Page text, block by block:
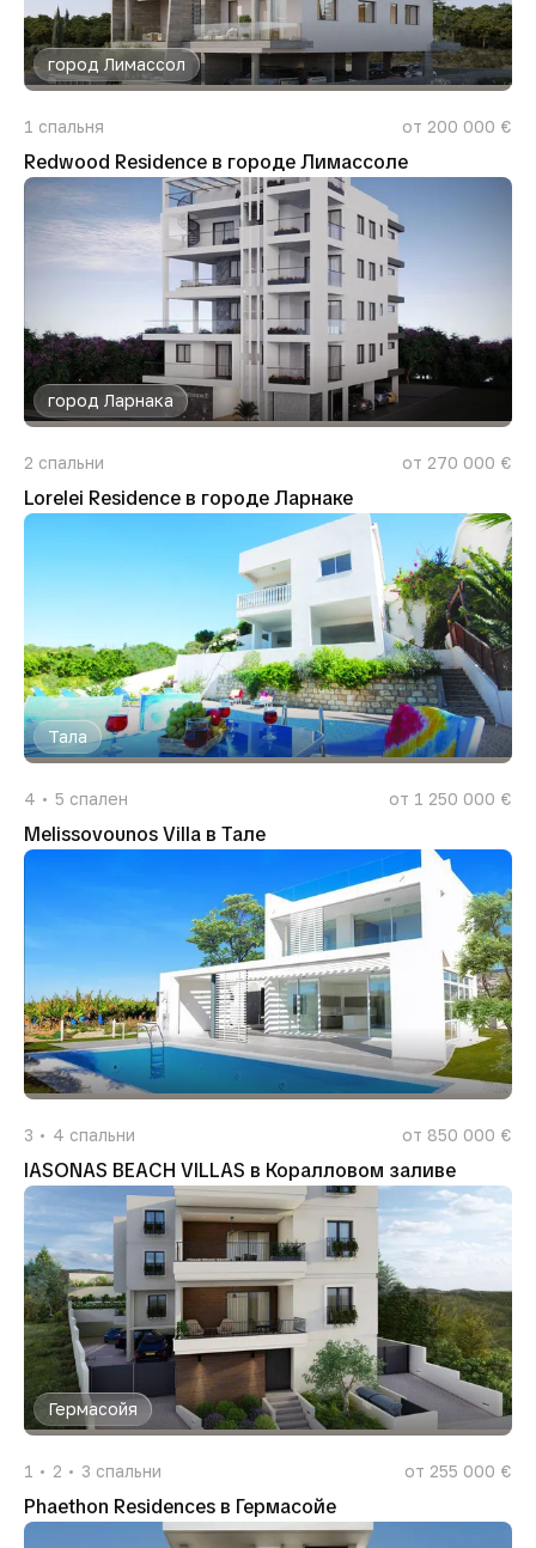
город Лимассол
1 спальня от 200 000 €
Redwood Residence в городе Лимассоле
город Ларнака
2 спальни от 270 000 €
Lorelei Residence в городе Ларнаке
Тала
4 5 спален от 1 250 000 €
Melissovounos Villa в Тале
3 4 спальни от 850 000 €
IASONAS BEACH VILLAS в Коралловом заливе
Гермасойя
1 2 3 спальни от 255 000 €
Phaethon Residences в Гермасойе